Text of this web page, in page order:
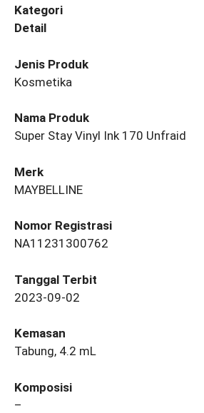
Kategori
Detail
Jenis Produk
Kosmetika
Nama Produk
Super Stay Vinyl Ink 170 Unfraid
Merk
MAYBELLINE
Nomor Registrasi
NA11231300762
Tanggal Terbit
2023-09-02
Kemasan
Tabung, 4.2 mL
Komposisi
–